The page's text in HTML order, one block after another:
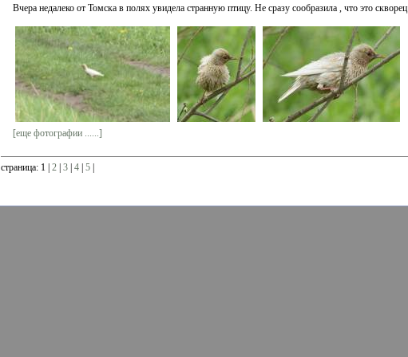
Вчера недалеко от Томска в полях увидела странную птицу. Не сразу сообразила , что это скворец
[еще фотографии ......]
страница: 1 | 2 3 4 5